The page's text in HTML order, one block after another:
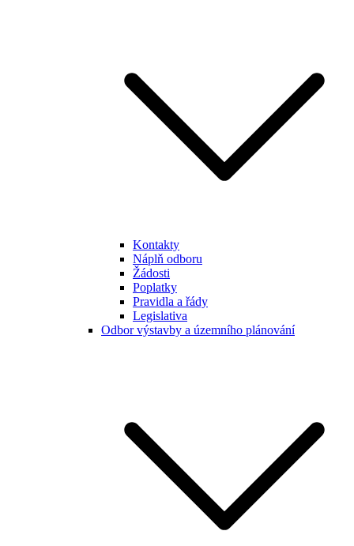
Kontakty
Náplň odboru
Žádosti
Poplatky
Pravidla a řády
Legislativa
Odbor výstavby a územního plánování